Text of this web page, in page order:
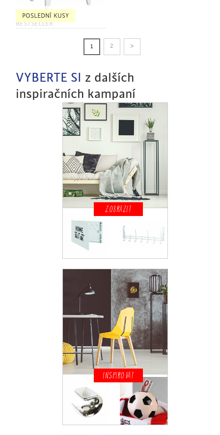
POSLEDNÍ KUSY
BESTSELLER
1 2 >
VYBERTE SI
z dalších
inspiračních kampaní
ZOBRAZIT
INSPIROVAT